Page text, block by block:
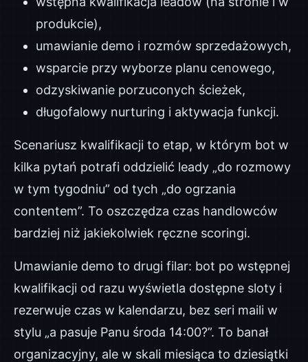
produkcie),
umawianie demo i rozmów sprzedażowych,
wsparcie przy wyborze planu cenowego,
odzyskiwanie porzuconych ścieżek,
długofalowy nurturing i aktywacja funkcji.
Scenariusz kwalifikacji to etap, w którym bot w
kilka pytań potrafi oddzielić leady „do rozmowy
w tym tygodniu” od tych „do ogrzania
contentem”. To oszczędza czas handlowców
bardziej niż jakiekolwiek ręczne scoringi.
Umawianie demo to drugi filar: bot po wstępnej
kwalifikacji od razu wyświetla dostępne sloty i
rezerwuje czas w kalendarzu, bez seri maili w
stylu „a pasuje Panu środa 14:00?”. To banał
organizacyjny, ale w skali miesiąca to dziesiątki